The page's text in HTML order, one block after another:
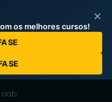
da
oab
×
os melhores cursos!